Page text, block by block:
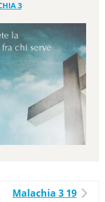
3
Malachia 3 19